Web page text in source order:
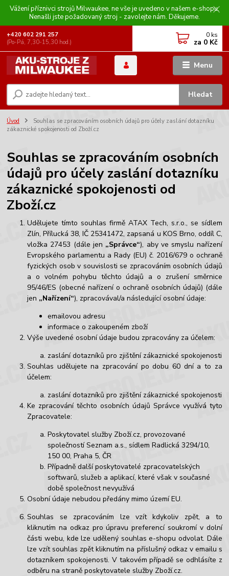
Vážení příznivci strojů Milwaukee, ne vše je uvedeno v našem e-shopu.
Nenašli jste požadovaný stroj - zavolejte nám. Děkujeme.
Menu
Hledat
+420 602 291 257
(Po-Pá, 7,30-15,30 hod.)
0 ks
za 0 Kč
Úvod
Souhlas se zpracováním osobních údajů pro účely zaslání dotazníku
zákaznické spokojenosti od Zboží.cz
Souhlas se zpracováním osobních
údajů pro účely zaslání dotazníku
zákaznické spokojenosti od
Zboží.cz
Udělujete tímto souhlas firmě ATAX Tech, s.r.o., se sídlem
Zlín, Přílucká 38, IČ 25341472, zapsaná u KOS Brno, oddíl C,
vložka 27453 (dále jen „Správce“), aby ve smyslu nařízení
Evropského parlamentu a Rady (EU) č. 2016/679 o ochraně
fyzických osob v souvislosti se zpracováním osobních údajů
a o volném pohybu těchto údajů a o zrušení směrnice
95/46/ES (obecné nařízení o ochraně osobních údajů) (dále
jen „Nařízení“), zpracovával/a následující osobní údaje:
emailovou adresu
informace o zakoupeném zboží
Výše uvedené osobní údaje budou zpracovány za účelem:
zaslání dotazníků pro zjištění zákaznické spokojenosti
Souhlas udělujete na zpracování po dobu 60 dní a to za
účelem:
zaslání dotazníků pro zjištění zákaznické spokojenosti
Ke zpracování těchto osobních údajů Správce využívá tyto
Zpracovatele:
Poskytovatel služby Zboží.cz, provozované
společností Seznam a.s., sídlem Radlická 3294/10,
150 00, Praha 5, ČR
Případně další poskytovatelé zpracovatelských
softwarů, služeb a aplikací, které však v současné
době společnost nevyužívá
Osobní údaje nebudou předány mimo území EU.
Souhlas se zpracováním lze vzít kdykoliv zpět, a to
kliknutím na odkaz pro úpravu preferencí soukromí v dolní
části webu, kde lze udělený souhlas e-shopu odvolat. Dále
lze vzít souhlas zpět kliknutím na příslušný odkaz v emailu s
dotazníkem spokojenosti. V takovém případě se odhlásíte z
odběru na straně poskytovatele služby Zboží.cz.